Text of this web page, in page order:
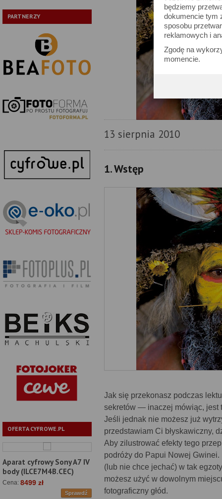
będziemy
dokumencie tym
sposobu
reklamowych i
Zgodę na
momencie.
PARTNERZY
OFERTA CYFROWE.PL
Aparat cyfrowy Sony A7 IV
body (ILCE7M4B.CEC)
Cena: 8499 zł
Sprawdź
13 sierpnia 2010
1. Wstęp
Jak się przekonasz podczas
sekretów — inaczej mówiąc, jest
Jeśli jednak nie możesz już
przedstawiam Ci błyskawiczny,
Aby zilustrować efekty tego
podróży do Papui Nowej
(lub nie chce jechać) w tak
możesz użyć w dowolnym
fotograficzny głód.